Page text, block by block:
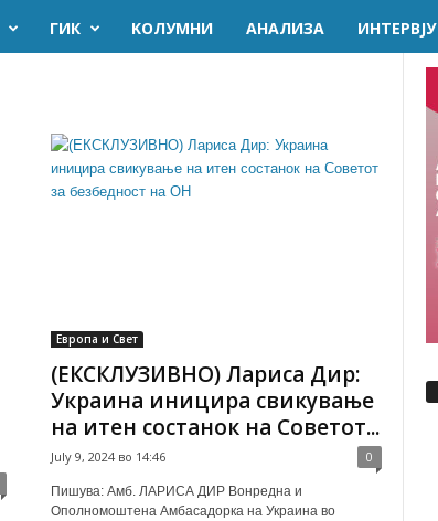
ГИК KОЛУМНИ AНАЛИЗА ИНТЕРВЈУ
Европа и Свет
(ЕКСКЛУЗИВНО) Лариса Дир:
Украина иницира свикување
на итен состанок на Советот...
July 9, 2024 во 14:46 0
Пишува: Амб. ЛАРИСА ДИР Вонредна и
Ополномоштена Амбасадорка на Украина во